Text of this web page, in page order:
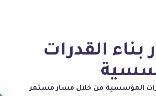
بناء القدرات
المؤسسية من خلال مسار مستمر